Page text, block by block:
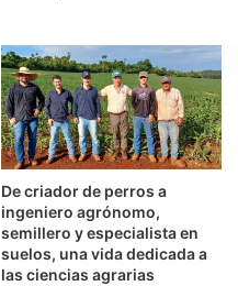
De criador de perros a
ingeniero agrónomo,
semillero y especialista en
suelos, una vida dedicada a
las ciencias agrarias